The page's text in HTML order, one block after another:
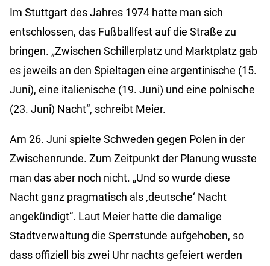
Im Stuttgart des Jahres 1974 hatte man sich
entschlossen, das Fußballfest auf die Straße zu
bringen. „Zwischen Schillerplatz und Marktplatz gab
es jeweils an den Spieltagen eine argentinische (15.
Juni), eine italienische (19. Juni) und eine polnische
(23. Juni) Nacht“, schreibt Meier.
Am 26. Juni spielte Schweden gegen Polen in der
Zwischenrunde. Zum Zeitpunkt der Planung wusste
man das aber noch nicht. „Und so wurde diese
Nacht ganz pragmatisch als ‚deutsche‘ Nacht
angekündigt“. Laut Meier hatte die damalige
Stadtverwaltung die Sperrstunde aufgehoben, so
dass offiziell bis zwei Uhr nachts gefeiert werden